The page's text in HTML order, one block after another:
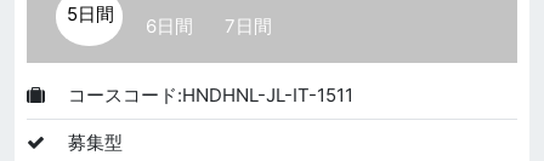
5日間
6日間 7日間
コースコード:HNDHNL-JL-IT-1511
募集型